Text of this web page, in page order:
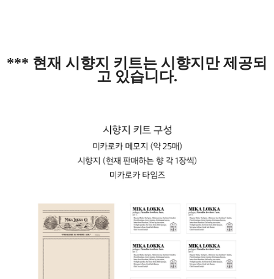
*** 현재 시향지 키트는 시향지만 제공되
고 있습니다.